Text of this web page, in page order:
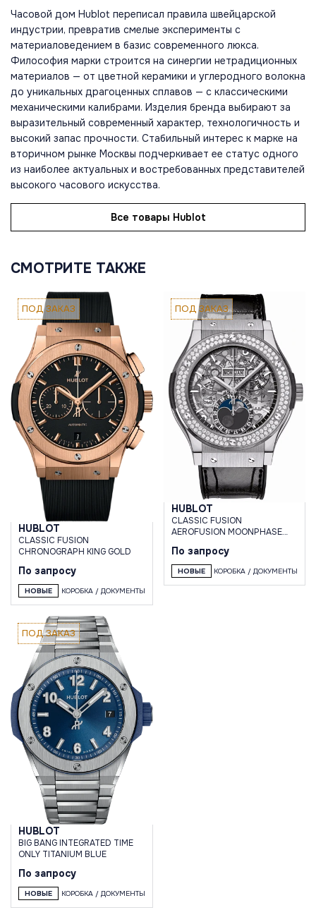
Часовой дом Hublot переписал правила швейцарской
индустрии, превратив смелые эксперименты с
материаловедением в базис современного люкса.
Философия марки строится на синергии нетрадиционных
материалов — от цветной керамики и углеродного волокна
до уникальных драгоценных сплавов — с классическими
механическими калибрами. Изделия бренда выбирают за
выразительный современный характер, технологичность и
высокий запас прочности. Стабильный интерес к марке на
вторичном рынке Москвы подчеркивает ее статус одного
из наиболее актуальных и востребованных представителей
высокого часового искусства.
Все товары Hublot
СМОТРИТЕ ТАКЖЕ
ПОД ЗАКАЗ
HUBLOT
CLASSIC FUSION
CHRONOGRAPH KING GOLD
По запросу
НОВЫЕ КОРОБКА / ДОКУМЕНТЫ
ПОД ЗАКАЗ
HUBLOT
CLASSIC FUSION
AEROFUSION MOONPHASE
По запросу
НОВЫЕ КОРОБКА / ДОКУМЕНТЫ
ПОД ЗАКАЗ
HUBLOT
BIG BANG INTEGRATED TIME
ONLY TITANIUM BLUE
По запросу
НОВЫЕ КОРОБКА / ДОКУМЕНТЫ